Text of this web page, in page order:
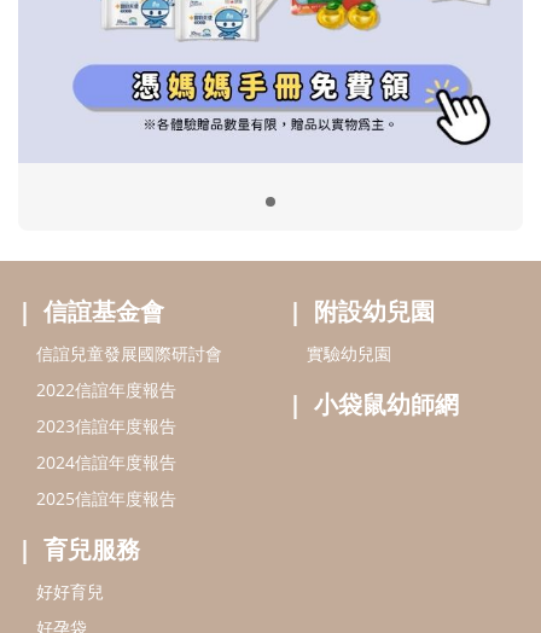
信誼基金會
2022信誼年度報告
2023信誼年度報告
2024信誼年度報告
好孕袋
分齡育兒電子報
線上教養諮詢
附設幼兒園
小袋鼠幼師網
出版服務
信誼基金出版社
閱讀推廣
Bookstart閱讀起步走
信誼幼兒文學獎